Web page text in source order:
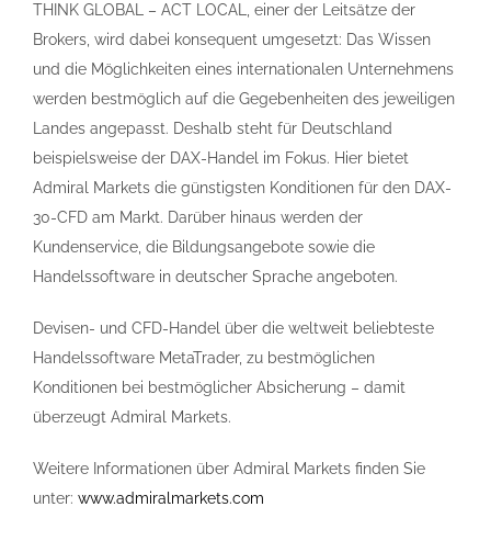
THINK GLOBAL – ACT LOCAL, einer der Leitsätze der
Brokers, wird dabei konsequent umgesetzt: Das Wissen
und die Möglichkeiten eines internationalen Unternehmens
werden bestmöglich auf die Gegebenheiten des jeweiligen
Landes angepasst. Deshalb steht für Deutschland
beispielsweise der DAX-Handel im Fokus. Hier bietet
Admiral Markets die günstigsten Konditionen für den DAX-
30-CFD am Markt. Darüber hinaus werden der
Kundenservice, die Bildungsangebote sowie die
Handelssoftware in deutscher Sprache angeboten.
Devisen- und CFD-Handel über die weltweit beliebteste
Handelssoftware MetaTrader, zu bestmöglichen
Konditionen bei bestmöglicher Absicherung – damit
überzeugt Admiral Markets.
Weitere Informationen über Admiral Markets finden Sie
unter: www.admiralmarkets.com